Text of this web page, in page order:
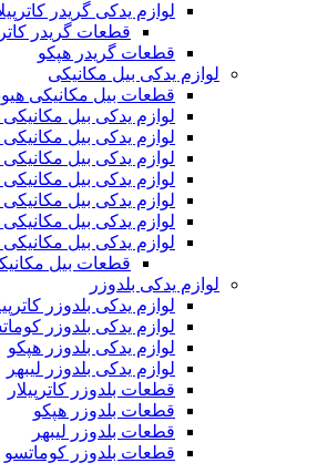
لوازم یدکی گریدر کاترپیلار
قطعات گریدر کاترپیلار
قطعات گریدر هپکو
لوازم یدکی بیل مکانیکی
قطعات بیل مکانیکی هیوندا
لوازم یدکی بیل مکانیکی هپکو
لوازم یدکی بیل مکانیکی ولوو
لوازم یدکی بیل مکانیکی کوماتسو
لوازم یدکی بیل مکانیکی اطلس
لوازم یدکی بیل مکانیکی دوسان
لوازم یدکی بیل مکانیکی زوملاین
لوازم یدکی بیل مکانیکی کاترپیلار
قطعات بیل مکانیکی کاترپیلار
لوازم یدکی بلدوزر
لوازم یدکی بلدوزر کاترپیلار
لوازم یدکی بلدوزر کوماتسو
لوازم یدکی بلدوزر هپکو
لوازم یدکی بلدوزر لیبهر
قطعات بلدوزر کاترپیلار
قطعات بلدوزر هپکو
قطعات بلدوزر لیبهر
قطعات بلدوزر کوماتسو